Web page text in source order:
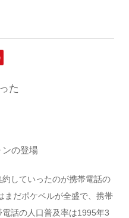
た
ンの登場
していったのが携帯電話の
まだポケベルが全盛で、携帯
話の人口普及率は1995年3